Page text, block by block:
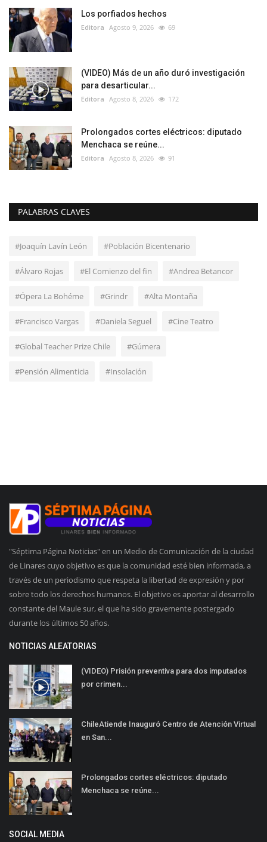
Los porfiados hechos
Editora Agosto 9, 2026 69
(VIDEO) Más de un año duró investigación
para desarticular...
Editora Agosto 8, 2026 172
Prolongados cortes eléctricos: diputado
Menchaca se reúne...
Editora Agosto 8, 2026 91
PALABRAS CLAVES
#Joaquín Lavín León #Población Bicentenario
#Álvaro Rojas #El Comienzo del fin #Andrea Betancor
#Ópera La Bohéme #Grindr #Alta Montaña
#Francisco Vargas #Daniela Seguel #Cine Teatro
#Global Teacher Prize Chile #Gúmera
#Pensión Alimenticia #Insolación
"Séptima Página Noticias" en un Medio de Comunicación de la ciudad
de Linares cuyo objetivo es que la comunidad esté bien informada, a
través de un periodismo que respeta la libertad de expresión y por
sobre todo los derechos humanos. El objetivo es aportar al desarrollo
constante del Maule sur, el que ha sido gravemente postergado
durante los últimos 50 años.
NOTICIAS ALEATORIAS
(VIDEO) Prisión preventiva para dos imputados
por crimen...
ChileAtiende Inauguró Centro de Atención Virtual
en San...
Prolongados cortes eléctricos: diputado
Menchaca se reúne...
SOCIAL MEDIA